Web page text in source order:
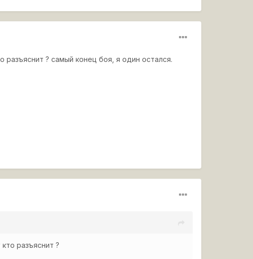
? самый конец боя, я один остался.
разъяснит ?